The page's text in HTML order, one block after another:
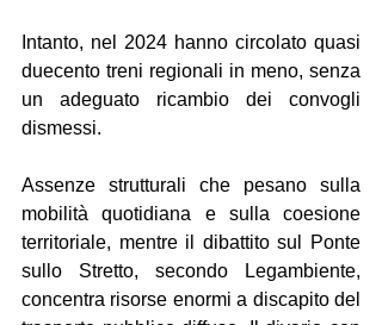
Intanto, nel 2024 hanno circolato quasi
duecento treni regionali in meno, senza
un adeguato ricambio dei convogli
dismessi.
Assenze strutturali che pesano sulla
mobilità quotidiana e sulla coesione
territoriale, mentre il dibattito sul Ponte
sullo Stretto, secondo Legambiente,
concentra risorse enormi a discapito del